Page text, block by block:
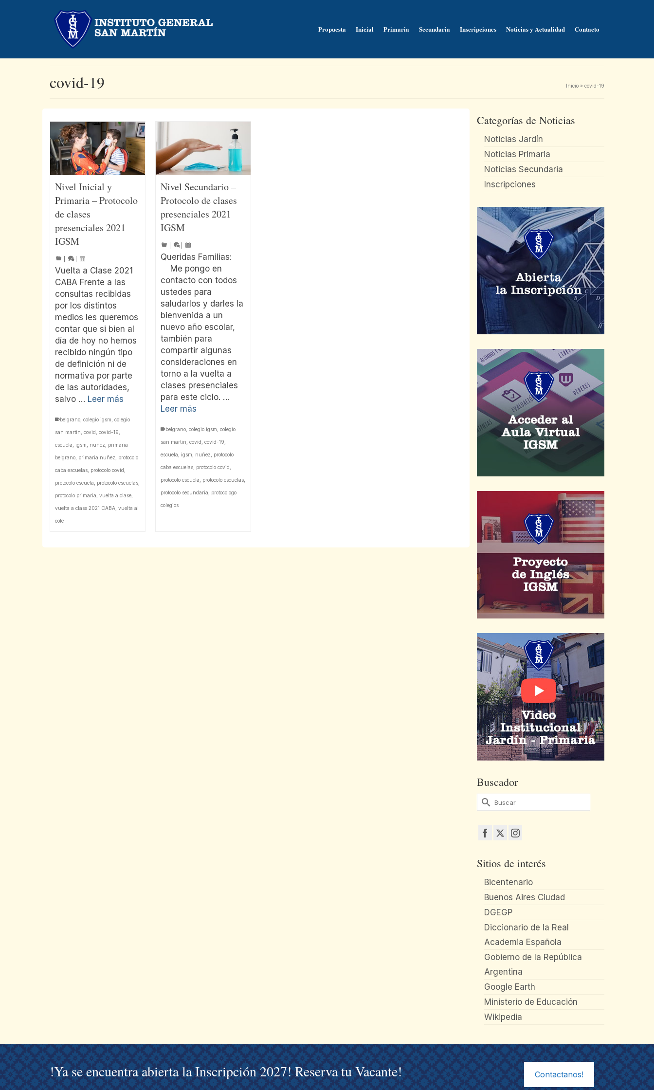
Propuesta Inicial Primaria Secundaria Inscripciones Noticias y Actualidad Contacto
covid-19 Inicio » covid-19
Nivel Inicial y
Primaria – Protocolo
de clases
presenciales 2021
IGSM
Vuelta a Clase 2021
CABA Frente a las
consultas recibidas
por los distintos
medios les queremos
contar que si bien al
día de hoy no hemos
recibido ningún tipo
de definición ni de
normativa por parte
de las autoridades,
salvo … Leer más
belgrano colegio igsm colegio
san martin covid covid-19
escuela igsm nuñez primaria
belgrano primaria nuñez protocolo
caba escuelas protocolo covid
protocolo escuela protocolo escuelas
protocolo primaria vuelta a clase
vuelta a clase 2021 CABA vuelta al
cole
Nivel Secundario –
Protocolo de clases
presenciales 2021
IGSM
Queridas Familias:
Me pongo en
contacto con todos
ustedes para
saludarlos y darles la
bienvenida a un
nuevo año escolar,
también para
compartir algunas
consideraciones en
torno a la vuelta a
clases presenciales
para este ciclo. …
Leer más
belgrano, colegio igsm colegio
san martin covid covid-19
escuela igsm nuñez protocolo
caba escuelas, protocolo covid
protocolo escuela protocolo escuelas,
protocolo secundaria protocologo
colegios
Categorías de Noticias
Noticias Jardín
Noticias Primaria
Noticias Secundaria
Inscripciones
Buscador
Buscar
por:
Sitios de interés
Bicentenario
Buenos Aires Ciudad
DGEGP
Diccionario de la Real
Academia Española
Gobierno de la República
Argentina
Google Earth
Ministerio de Educación
Wikipedia
!Ya se encuentra abierta la Inscripción 2027! Reserva tu Vacante! Contactanos!